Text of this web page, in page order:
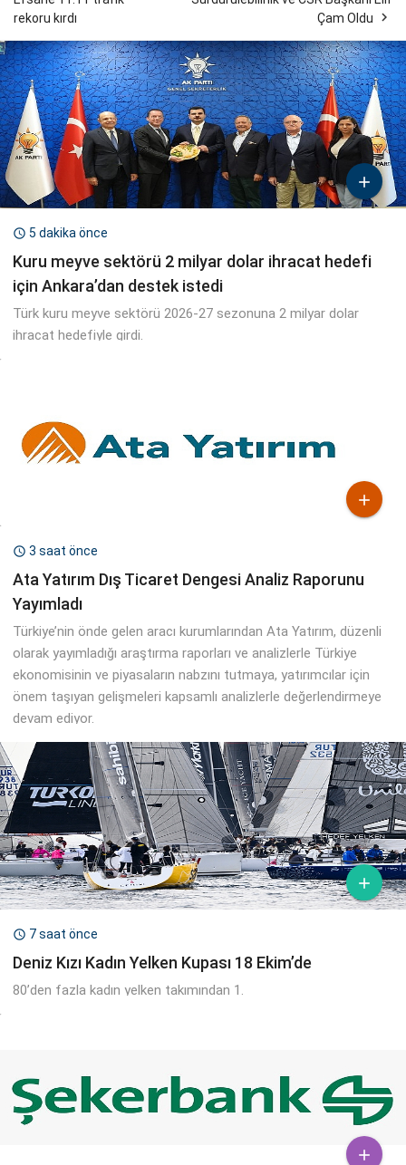
rekoru kırdı
Çam Oldu


 5 dakika önce
Kuru meyve sektörü 2 milyar dolar ihracat hedefi
için Ankara’dan destek istedi
Türk kuru meyve sektörü 2026-27 sezonuna 2 milyar dolar
ihracat hedefiyle girdi.

 3 saat önce
Ata Yatırım Dış Ticaret Dengesi Analiz Raporunu
Yayımladı
Türkiye’nin önde gelen aracı kurumlarından Ata Yatırım, düzenli
olarak yayımladığı araştırma raporları ve analizlerle Türkiye
ekonomisinin ve piyasaların nabzını tutmaya, yatırımcılar için
önem taşıyan gelişmeleri kapsamlı analizlerle değerlendirmeye
devam ediyor.

 7 saat önce
Deniz Kızı Kadın Yelken Kupası 18 Ekim’de
80’den fazla kadın yelken takımından 1.
